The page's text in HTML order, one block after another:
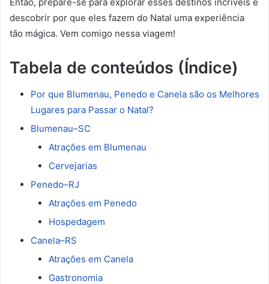
descobrir por que eles fazem do Natal uma experiência
tão mágica. Vem comigo nessa viagem!
Tabela de conteúdos (Índice)
Por que Blumenau, Penedo e Canela são os Melhores
Lugares para Passar o Natal?
Blumenau–SC
Atrações em Blumenau
Cervejarias
Penedo–RJ
Atrações em Penedo
Hospedagem
Canela–RS
Atrações em Canela
Gastronomia